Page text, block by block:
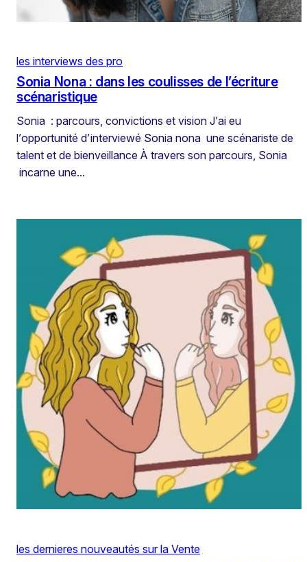
les interviews des pro
Sonia Nona : dans les coulisses de l’écriture
scénaristique
Sonia : parcours, convictions et vision J’ai eu
l’opportunité d’interviewé Sonia nona une scénariste de
talent et de bienveillance À travers son parcours, Sonia
incarne une…
les dernieres nouveautés sur la Vente